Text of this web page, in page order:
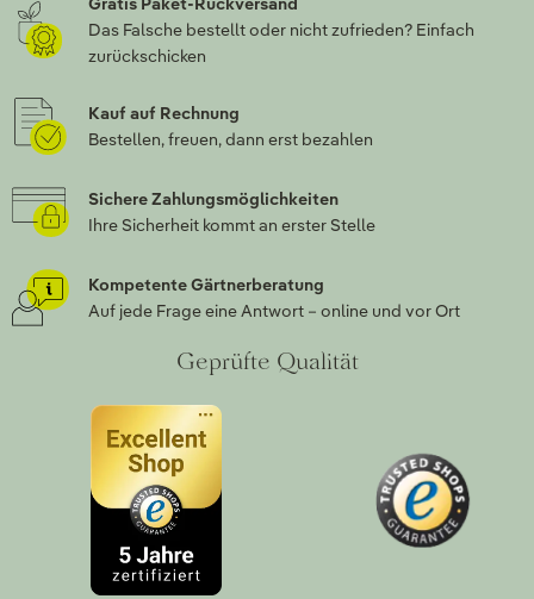
Das Falsche bestellt oder nicht zufrieden? Einfach
zurückschicken
Kauf auf Rechnung
Bestellen, freuen, dann erst bezahlen
Sichere Zahlungsmöglichkeiten
Ihre Sicherheit kommt an erster Stelle
Kompetente Gärtnerberatung
Auf jede Frage eine Antwort – online und vor Ort
Geprüfte Qualität